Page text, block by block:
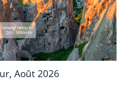
Août 2026